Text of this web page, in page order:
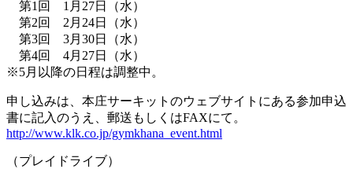
第1回 1月27日（水）
第2回 2月24日（水）
第3回 3月30日（水）
第4回 4月27日（水）
※5月以降の日程は調整中。
申し込みは、本庄サーキットのウェブサイトにある参加申込
書に記入のうえ、郵送もしくはFAXにて。
http://www.klk.co.jp/gymkhana_event.html
（プレイドライブ）